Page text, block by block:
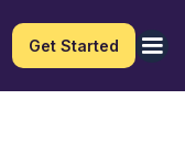
Get Started